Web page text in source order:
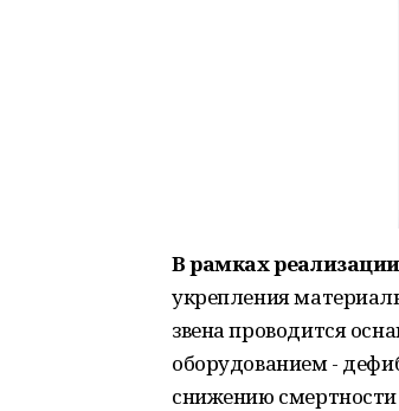
В рамках
укрепления
звена проводится
оборудованием -
снижению смертности